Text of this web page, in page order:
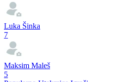
Luka Šinka
7
Maksim Maleš
5